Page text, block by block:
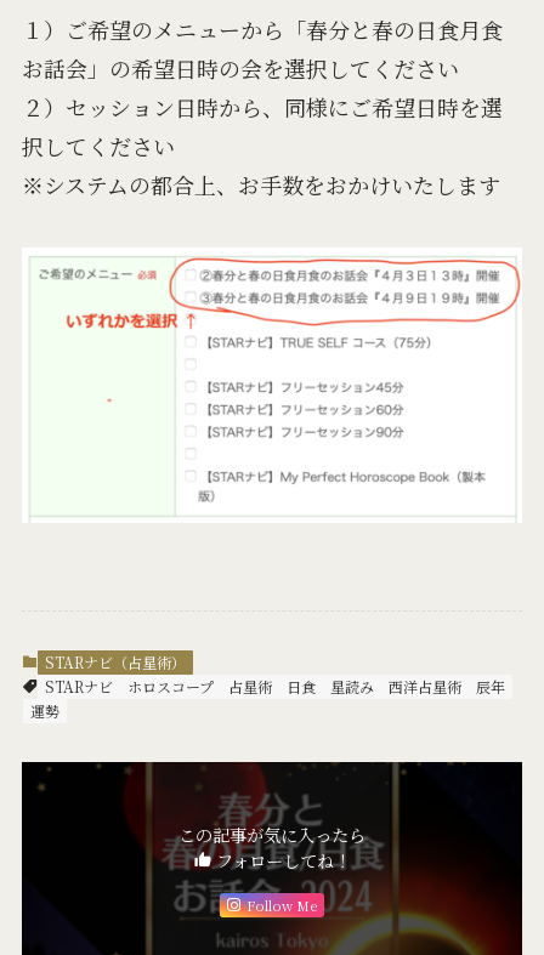
１）ご希望のメニューから「春分と春の日食月食
お話会」の希望日時の会を選択してください
２）セッション日時から、同様にご希望日時を選
択してください
※システムの都合上、お手数をおかけいたします
STARナビ（占星術）
STARナビ
ホロスコープ 占星術 日食 星読み 西洋占星術
辰年
運勢
この記事が気に入ったら
フォローしてね！
Follow Me